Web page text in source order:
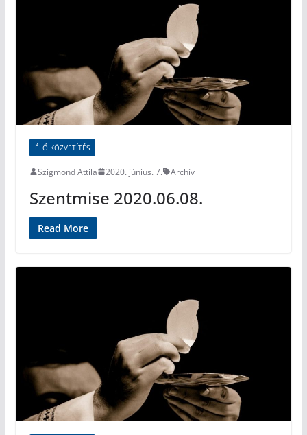
ÉLŐ KÖZVETÍTÉS
Szigmond Attila 2020. június. 7. Archív
Szentmise 2020.06.08.
Read More